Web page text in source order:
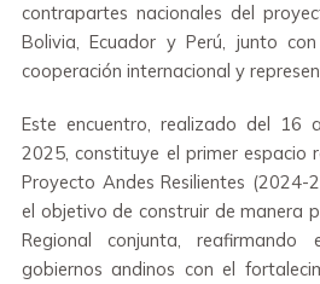
contrapartes nacionales del
Bolivia, Ecuador y Perú, junto
cooperación internacional y
Este encuentro, realizado del 16
2025, constituye el primer espacio
Proyecto Andes Resilientes
el objetivo de construir de manera
Regional conjunta,
gobiernos andinos con el